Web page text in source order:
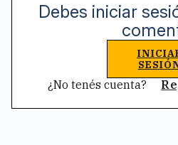
Debes iniciar
¿No tenés cuenta?